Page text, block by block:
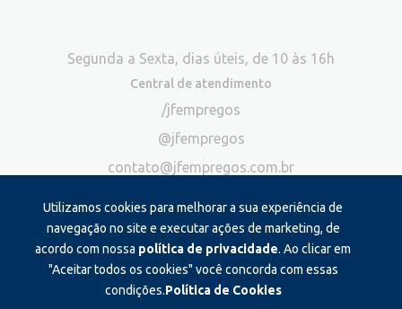
Utilizamos cookies para melhorar a sua experiência de
navegação no site e executar ações de marketing, de
acordo com nossa política de privacidade. Ao clicar em
"Aceitar todos os cookies" você concorda com essas
condições.Política de Cookies
Segunda a Sexta, dias úteis, de 10 às 16h
Central de atendimento
/jfempregos
@jfempregos
contato@jfempregos.com.br
Publicidade
*Exclusivo para atendimento via chat. Não atendemos ligações neste
canal
Produzido e administrado por: